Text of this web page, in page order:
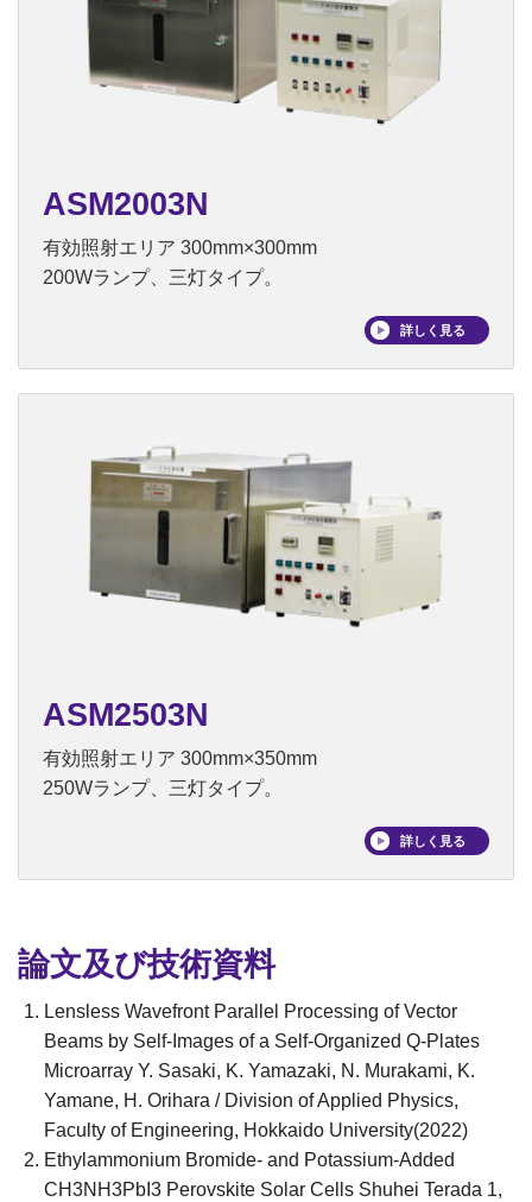
ASM2003N
有効照射エリア 300mm×300mm
200Wランプ、三灯タイプ。
詳しく見る
ASM2503N
有効照射エリア 300mm×350mm
250Wランプ、三灯タイプ。
詳しく見る
論文及び技術資料
Lensless Wavefront Parallel Processing of Vector
Beams by Self-Images of a Self-Organized Q-Plates
Microarray Y. Sasaki, K. Yamazaki, N. Murakami, K.
Yamane, H. Orihara / Division of Applied Physics,
Faculty of Engineering, Hokkaido University(2022)
Ethylammonium Bromide- and Potassium-Added
CH3NH3PbI3 Perovskite Solar Cells Shuhei Terada 1,